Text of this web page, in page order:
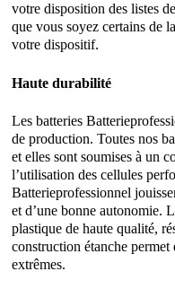
votre disposition des listes
que vous soyez certains de
votre dispositif.
Haute durabilité
Les batteries
de production. Toutes nos
et elles sont soumises à un
l’utilisation des cellules
Batterieprofessionnel
et d’une bonne autonomie.
plastique de haute qualité,
construction étanche
extrêmes.